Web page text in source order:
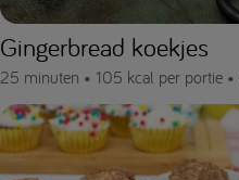
Gingerbread koekjes
25 minuten • 105 kcal per portie •